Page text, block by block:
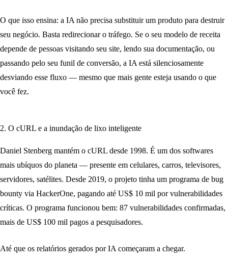
O que isso ensina: a IA não precisa substituir um produto para destruir
seu negócio. Basta redirecionar o tráfego. Se o seu modelo de receita
depende de pessoas visitando seu site, lendo sua documentação, ou
passando pelo seu funil de conversão, a IA está silenciosamente
desviando esse fluxo — mesmo que mais gente esteja usando o que
você fez.
2. O cURL e a inundação de lixo inteligente
Daniel Stenberg mantém o cURL desde 1998. É um dos softwares
mais ubíquos do planeta — presente em celulares, carros, televisores,
servidores, satélites. Desde 2019, o projeto tinha um programa de bug
bounty via HackerOne, pagando até US$ 10 mil por vulnerabilidades
críticas. O programa funcionou bem: 87 vulnerabilidades confirmadas,
mais de US$ 100 mil pagos a pesquisadores.
Até que os relatórios gerados por IA começaram a chegar.